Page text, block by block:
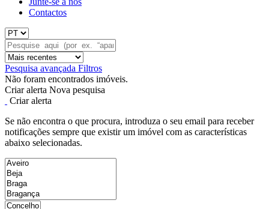
Contactos
Pesquisa avançada Filtros
Não foram encontrados imóveis.
Criar alerta Nova pesquisa
Criar alerta
Se não encontra o que procura, introduza o seu email para receber
notificações sempre que existir um imóvel com as características
abaixo selecionadas.